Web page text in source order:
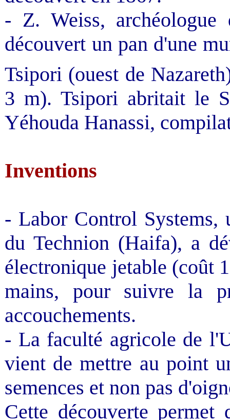
- Z. Weiss, archéologue
découvert un pan d'une
Tsipori (ouest de
3 m). Tsipori abritait le
Yéhouda Hanassi,
Inventions
- Labor Control Systems,
du Technion (Haifa), a
électronique jetable (coût
mains, pour suivre la
accouchements.
- La faculté agricole de
vient de mettre au point
semences et non pas
Cette découverte permet